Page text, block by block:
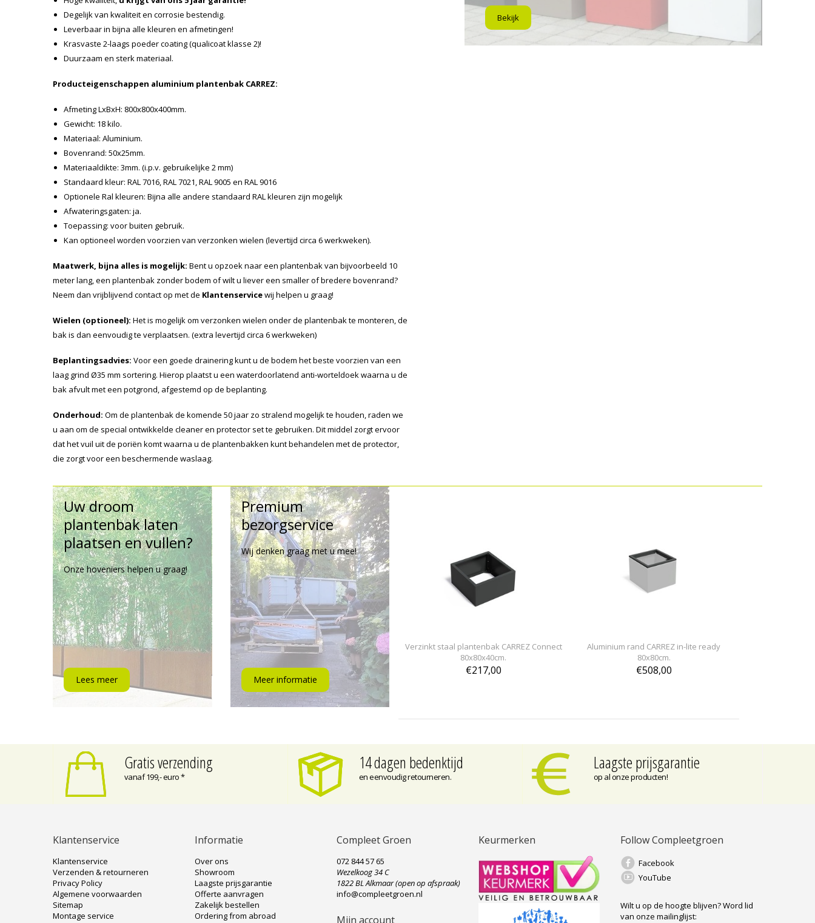
Degelijk van kwaliteit en corrosie bestendig.
Leverbaar in bijna alle kleuren en afmetingen!
Krasvaste 2-laags poeder coating (qualicoat klasse 2)!
Duurzaam en sterk materiaal.
Producteigenschappen aluminium plantenbak CARREZ:
Afmeting LxBxH: 800x800x400mm.
Gewicht: 18 kilo.
Materiaal: Aluminium.
Bovenrand: 50x25mm.
Materiaaldikte: 3mm. (i.p.v. gebruikelijke 2 mm)
Standaard kleur: RAL 7016, RAL 7021, RAL 9005 en RAL 9016
Optionele Ral kleuren: Bijna alle andere standaard RAL kleuren zijn mogelijk
Afwateringsgaten: ja.
Toepassing: voor buiten gebruik.
Kan optioneel worden voorzien van verzonken wielen (levertijd circa 6 werkweken).
Maatwerk, bijna alles is mogelijk: Bent u opzoek naar een plantenbak van bijvoorbeeld 10
meter lang, een plantenbak zonder bodem of wilt u liever een smaller of bredere bovenrand?
Neem dan vrijblijvend contact op met de Klantenservicewij helpen u graag!
Wielen (optioneel): Het is mogelijk om verzonken wielen onder de plantenbak te monteren, de
bak is dan eenvoudig te verplaatsen. (extra levertijd circa 6 werkweken)
Beplantingsadvies: Voor een goede drainering kunt u de bodem het beste voorzien van een
laag grind Ø35 mm sortering. Hierop plaatst u een waterdoorlatend anti-worteldoek waarna u de
bak afvult met een potgrond, afgestemd op de beplanting.
Onderhoud: Om de plantenbak de komende 50 jaar zo stralend mogelijk te houden, raden we
u aan om de special ontwikkelde cleaner en protector set te gebruiken. Dit middel zorgt ervoor
dat het vuil uit de poriën komt waarna u de plantenbakken kunt behandelen met de protector,
die zorgt voor een beschermende waslaag.
Bekijk
Uw droom
plantenbak laten
plaatsen en vullen?
Onze hoveniers helpen u graag!
Lees meer
Premium
bezorgservice
Wij denken graag met u mee!
Meer informatie
Verzinkt staal plantenbak CARREZ Connect
80x80x40cm.
€217,00
Aluminium rand CARREZ in-lite ready
80x80cm.
€508,00
Gratis verzending
vanaf 199,- euro *
14 dagen bedenktijd
en eenvoudig retourneren.
Laagste prijsgarantie
op al onze producten!
Klantenservice
Klantenservice
Verzenden & retourneren
Privacy Policy
Algemene voorwaarden
Sitemap
Montage service
Informatie
Over ons
Showroom
Laagste prijsgarantie
Offerte aanvragen
Zakelijk bestellen
Ordering from abroad
Compleet Groen
072 844 57 65
Wezelkoog 34 C
1822 BL Alkmaar (open op afspraak)
info@compleetgroen.nl
Mijn account
Keurmerken Follow Compleetgroen
Facebook
YouTube
Wilt u op de hoogte blijven?Word lid
van onze mailinglijst: